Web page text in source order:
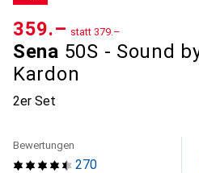
Sena 50S - Sound
Kardon
2er Set
CHF
359.– statt CHF
379.–
270
Bewertungen